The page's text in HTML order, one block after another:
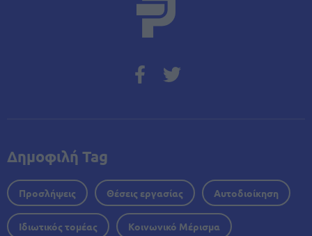
Δημοφιλή Tag
Προσλήψεις Θέσεις εργασίας Αυτοδιοίκηση
Ιδιωτικός τομέας Κοινωνικό Μέρισμα